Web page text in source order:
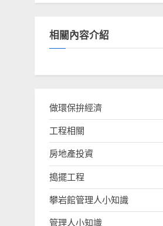
相關內容介紹
做環保拚經濟
工程相關
房地產投資
搗擺工程
攀岩館管理人小知識
管理人小知識